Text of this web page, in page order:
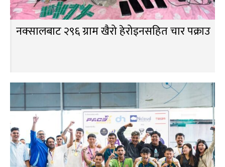
नक्सालबाट २९६ ग्राम खैरो हेरोइनसहित चार पक्राउ